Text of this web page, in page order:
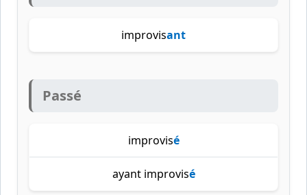
improvisant
Passé
improvisé
ayant improvisé